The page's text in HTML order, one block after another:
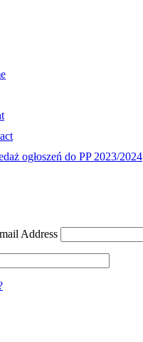
ogłoszeń do PP 2023/2024
Address